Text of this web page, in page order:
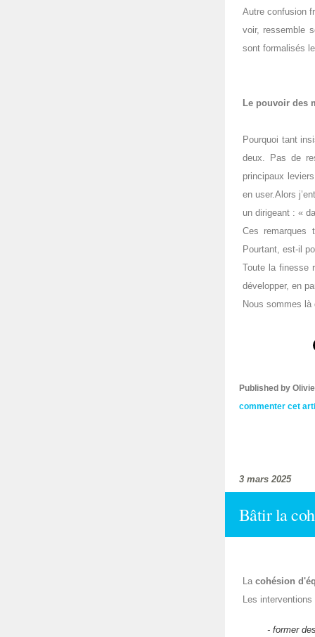
Autre confusion
voir, ressemble
sont formalisés
Le pouvoir des
Pourquoi tant
deux. Pas de
principaux
en user.Alors
un dirigeant : «
Ces remarques
Pourtant, est-il
Toute la finesse
développer, en
Nous sommes
Published by
commenter cet
3 mars 2025
Bâtir la
La cohésion
Les
- former